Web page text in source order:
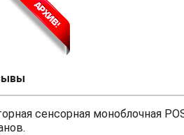
сенсорная моноблочная